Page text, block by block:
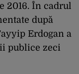
2016. În cadrul
după
Erdogan a
publice zeci